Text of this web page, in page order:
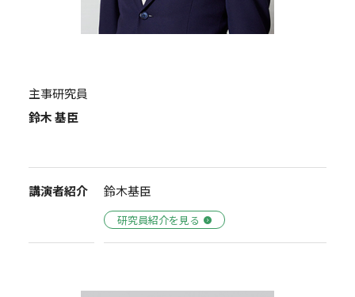
主事研究員
鈴木 基臣
講演者紹介 鈴木基臣
研究員紹介を見る